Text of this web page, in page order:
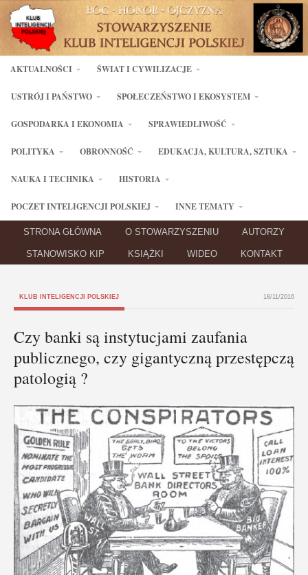
AKTUALNOŚCI ŚWIAT I CYWILIZACJE
USTRÓJ I PAŃSTWO SPOŁECZEŃSTWO I EKOSYSTEM
GOSPODARKA I EKONOMIA SPRAWIEDLIWOŚĆ
POLITYKA OBRONNOŚĆ EDUKACJA, KULTURA, SZTUKA
NAUKA I TECHNIKA HISTORIA
POCZET INTELIGENCJI POLSKIEJ INNE TEMATY
STRONA GŁÓWNA O STOWARZYSZENIU AUTORZY
STANOWISKO KIP KSIĄŻKI WIDEO KONTAKT
KLUB INTELIGENCJI POLSKIEJ 18/11/2016
Czy banki są instytucjami zaufania
publicznego, czy gigantyczną przestępczą
patologią ?